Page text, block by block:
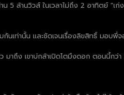
ล้านวิวส์ ในเวลาไม่ถึง 2 อาทิตย์ “เก่
นเท่านั้น และชัดเจนเรื่องลิขสิทธิ์ มอบพี่
มาถึง เขาบ่กล้าเปิดโตมึงดอก ตอนนี้ก